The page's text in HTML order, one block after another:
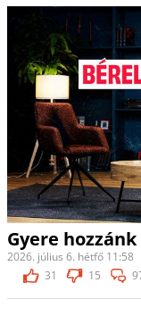
Gyere
2026. július 6. hétfő 11:58
31
15